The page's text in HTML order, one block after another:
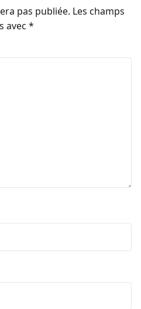
pas publiée. Les champs
avec *